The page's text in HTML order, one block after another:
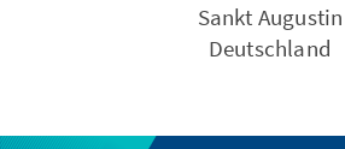
Sankt Augustin
Deutschland